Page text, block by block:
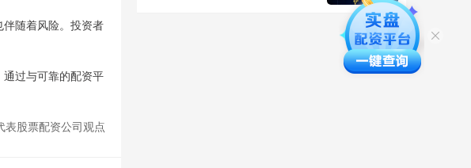
随着风险。投资者
过与可靠的配资平
表股票配资公司观点